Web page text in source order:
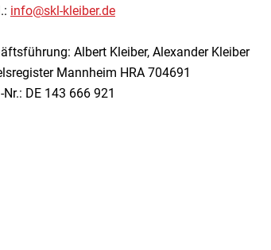
info@skl-kleiber.de
Albert Kleiber, Alexander Kleiber
Mannheim HRA 704691
Nr.: DE 143 666 921